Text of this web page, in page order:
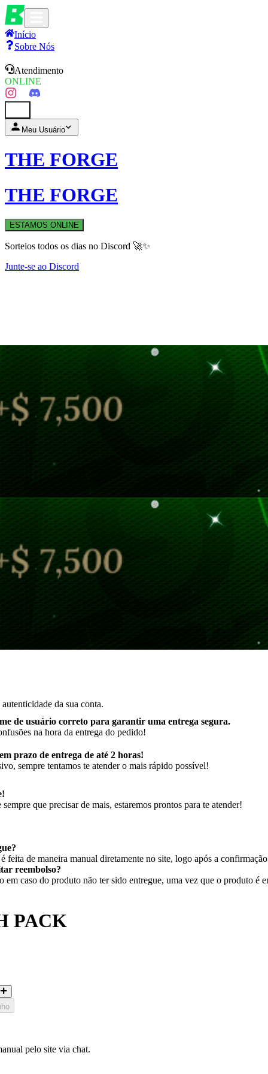
Início
Sobre Nós
Atendimento
ONLINE
Meu Usuário
THE FORGE
THE FORGE
ESTAMOS ONLINE
Sorteios todos os dias no Discord 🚀✨
Junte-se ao Discord
da sua conta.
de usuário correto para garantir uma entrega segura.
na hora da entrega do pedido!
prazo de entrega de até 2 horas!
sempre tentamos te atender o mais rápido possível!
que precisar de mais, estaremos prontos para te atender!
feita de maneira manual diretamente no site, logo após a
reembolso?
em caso do produto não ter sido entregue, uma vez que o produto é
PACK
pelo site via chat.